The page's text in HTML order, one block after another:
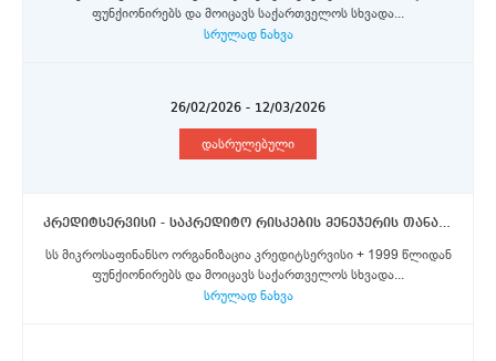
ფუნქიონირებს და მოიცავს საქართველოს სხვადა...
სრულად ნახვა
26/02/2026 - 12/03/2026
დასრულებული
კრედიტსერვისი - საკრედიტო რისკების მენეჯერის თანამდებობა
სს მიკროსაფინანსო ორგანიზაცია კრედიტსერვისი + 1999 წლიდან
ფუნქიონირებს და მოიცავს საქართველოს სხვადა...
სრულად ნახვა